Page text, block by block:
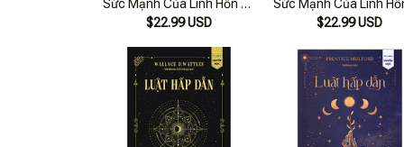
Sức Mạnh Của Linh Hồn Và
Năng Lượng Chữa Lành Cơ
$22.99 USD
Sức Mạnh Của Linh
Năng Lượng Chữa Lành
1980Books
$22.99 USD